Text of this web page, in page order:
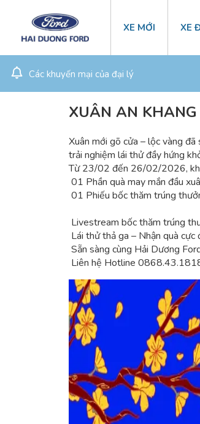
XE MỚI XE
Các khuyến mại của đại lý
XUÂN AN
Xuân mới gõ cửa – lộc vàng
trải nghiệm lái thử đầy hứng
Từ 23/02 đến 26/02/2026, khi
01 Phần quà may mắn đầu
01 Phiếu bốc thăm trúng
Livestream bốc thăm trúng
Lái thử thả ga – Nhận quà cực
Sẵn sàng cùng Hải Dương
Liên hệ Hotline